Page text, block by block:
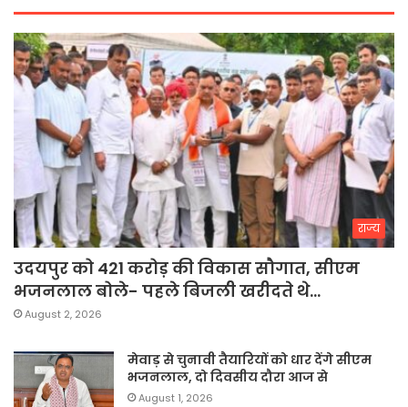
राज्य
उदयपुर को 421 करोड़ की विकास सौगात, सीएम
भजनलाल बोले- पहले बिजली खरीदते थे…
August 2, 2026
मेवाड़ से चुनावी तैयारियों को धार देंगे सीएम
भजनलाल, दो दिवसीय दौरा आज से
August 1, 2026